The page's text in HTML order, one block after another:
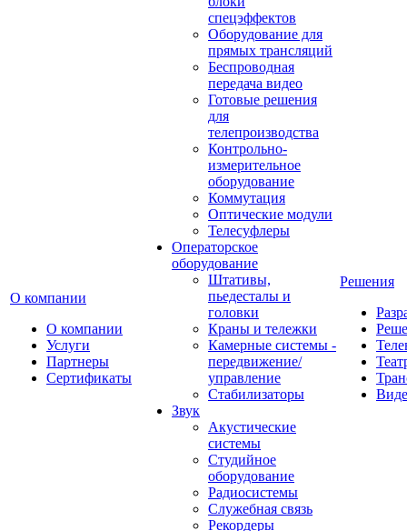
О компании
О компании
Услуги
Партнеры
Сертификаты
спецэффектов
Оборудование для
прямых трансляций
Беспроводная
передача видео
Готовые решения
для
телепроизводства
Контрольно-
измерительное
оборудование
Коммутация
Оптические модули
Телесуфлеры
Операторское
оборудование
Штативы,
пьедесталы и
головки
Краны и тележки
Камерные системы -
передвижение/
управление
Стабилизаторы
Звук
Акустические
системы
Студийное
оборудование
Радиосистемы
Служебная связь
Рекордеры
Решения